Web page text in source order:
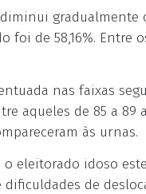
gradualmente
foi de 58,16%. Entre
nas faixas
aqueles de 85 a
às urnas.
eleitorado idoso
dificuldades de